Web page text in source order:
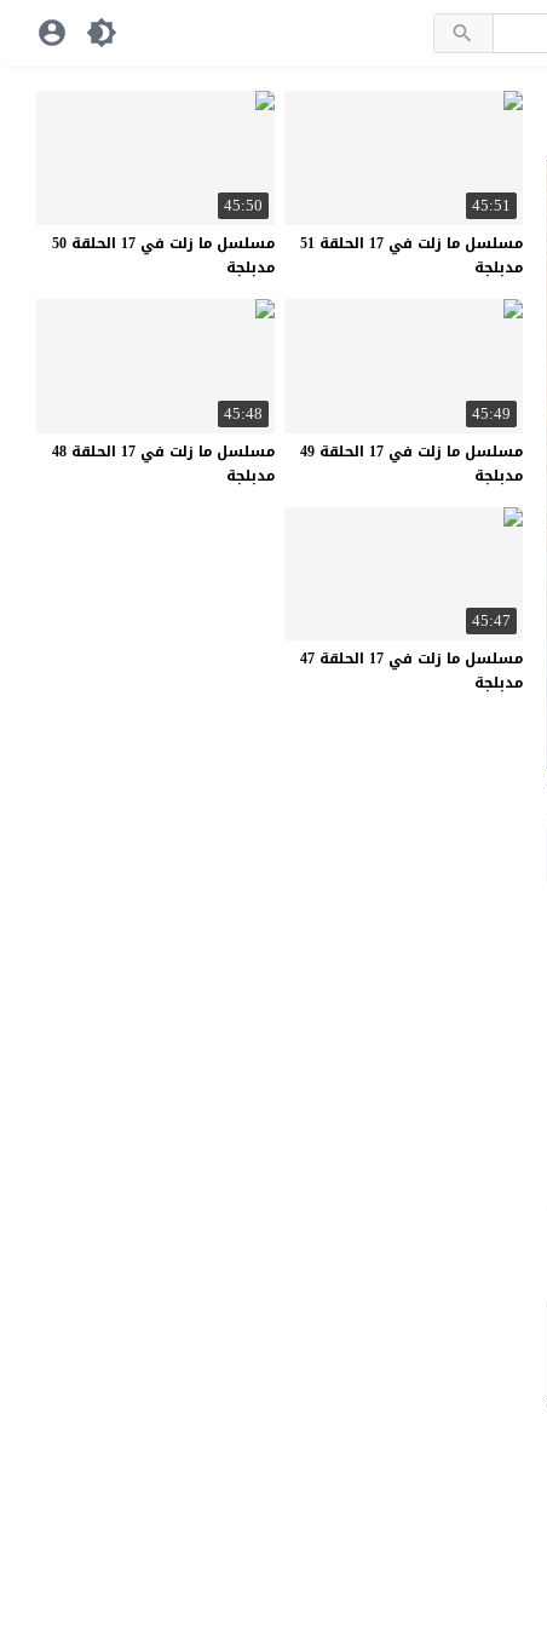
45:51
مسلسل ما زلت في 17 الحلقة 51
مدبلجة
45:50
مسلسل ما زلت في 17 الحلقة 50
مدبلجة
45:49
مسلسل ما زلت في 17 الحلقة 49
مدبلجة
45:48
مسلسل ما زلت في 17 الحلقة 48
مدبلجة
45:47
مسلسل ما زلت في 17 الحلقة 47
مدبلجة